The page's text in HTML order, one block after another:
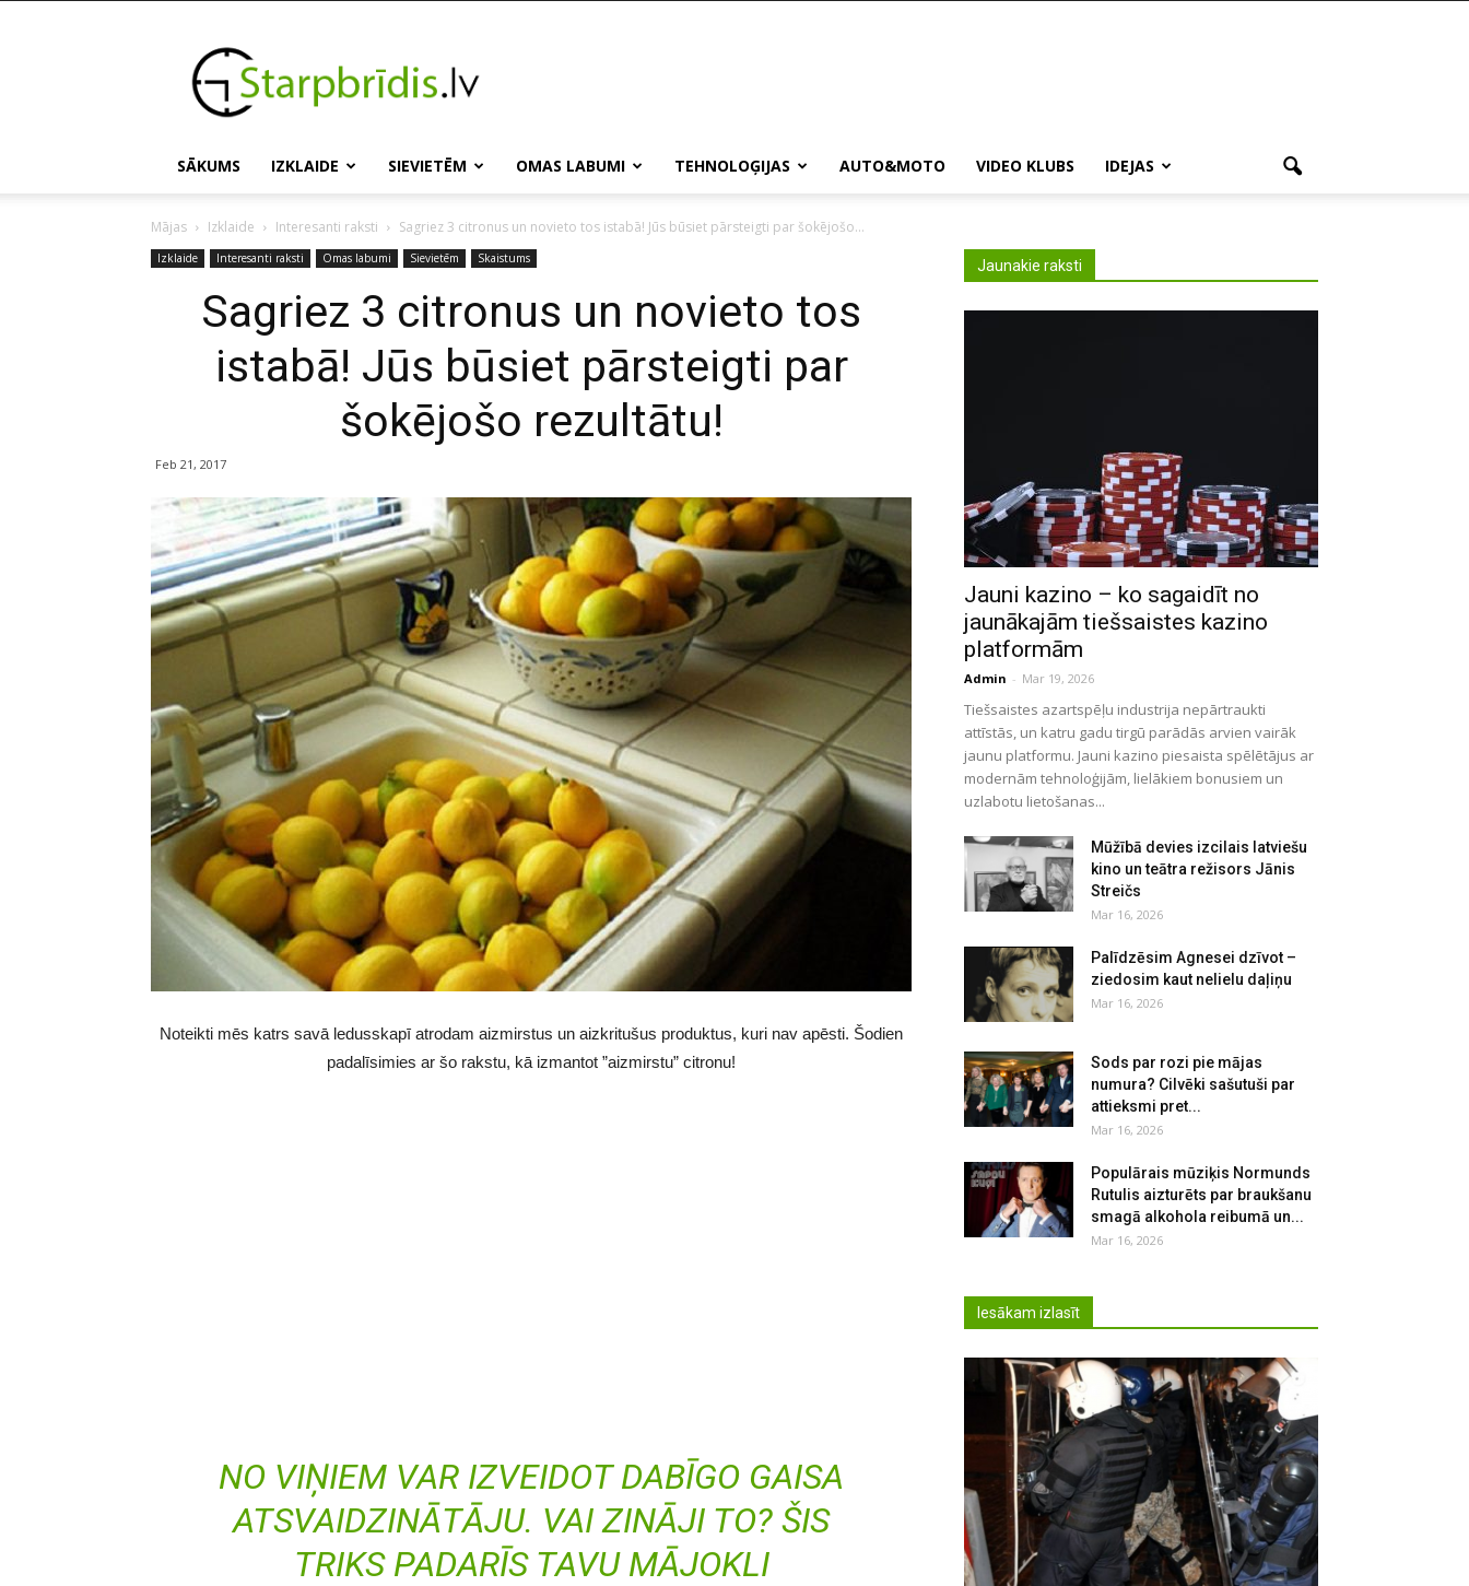
Starpbridis.lv
SĀKUMS IZKLAIDE SIEVIETĒM OMAS LABUMI TEHNOLOĢIJAS AUTO&MOTO VIDEO KLUBS IDEJAS
Mājas Izklaide Interesanti raksti Sagriez 3 citronus un novieto tos istabā! Jūs būsiet pārsteigti par šokējošo...
Izklaide Interesanti raksti Omas labumi Sievietēm Skaistums
Sagriez 3 citronus un novieto tos
istabā! Jūs būsiet pārsteigti par
šokējošo rezultātu!
Feb 21, 2017
Noteikti mēs katrs savā ledusskapī atrodam aizmirstus un aizkritušus produktus, kuri nav apēsti. Šodien
padalīsimies ar šo rakstu, kā izmantot ”aizmirstu” citronu!
NO VIŅIEM VAR IZVEIDOT DABĪGO GAISA
ATSVAIDZINĀTĀJU. VAI ZINĀJI TO? ŠIS
TRIKS PADARĪS TAVU MĀJOKLI
Jaunakie raksti
Jauni kazino – ko sagaidīt no
jaunākajām tiešsaistes kazino
platformām
Admin - Mar 19, 2026
Tiešsaistes azartspēļu industrija nepārtraukti
attīstās, un katru gadu tirgū parādās arvien vairāk
jaunu platformu. Jauni kazino piesaista spēlētājus ar
modernām tehnoloģijām, lielākiem bonusiem un
uzlabotu lietošanas...
Mūžībā devies izcilais latviešu
kino un teātra režisors Jānis
Streičs
Mar 16, 2026
Palīdzēsim Agnesei dzīvot –
ziedosim kaut nelielu daļiņu
Mar 16, 2026
Sods par rozi pie mājas
numura? Cilvēki sašutuši par
attieksmi pret...
Mar 16, 2026
Populārais mūziķis Normunds
Rutulis aizturēts par braukšanu
smagā alkohola reibumā un...
Mar 16, 2026
Iesākam izlasīt